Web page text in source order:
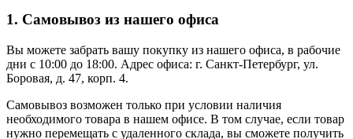
1. Самовывоз из нашего офиса
Вы можете забрать вашу покупку из нашего офиса, в рабочие
дни с 10:00 до 18:00. Адрес офиса: г. Санкт-Петербург, ул.
Боровая, д. 47, корп. 4.
Самовывоз возможен только при условии наличия
необходимого товара в нашем офисе. В том случае, если товар
нужно перемещать с удаленного склада, вы сможете получить